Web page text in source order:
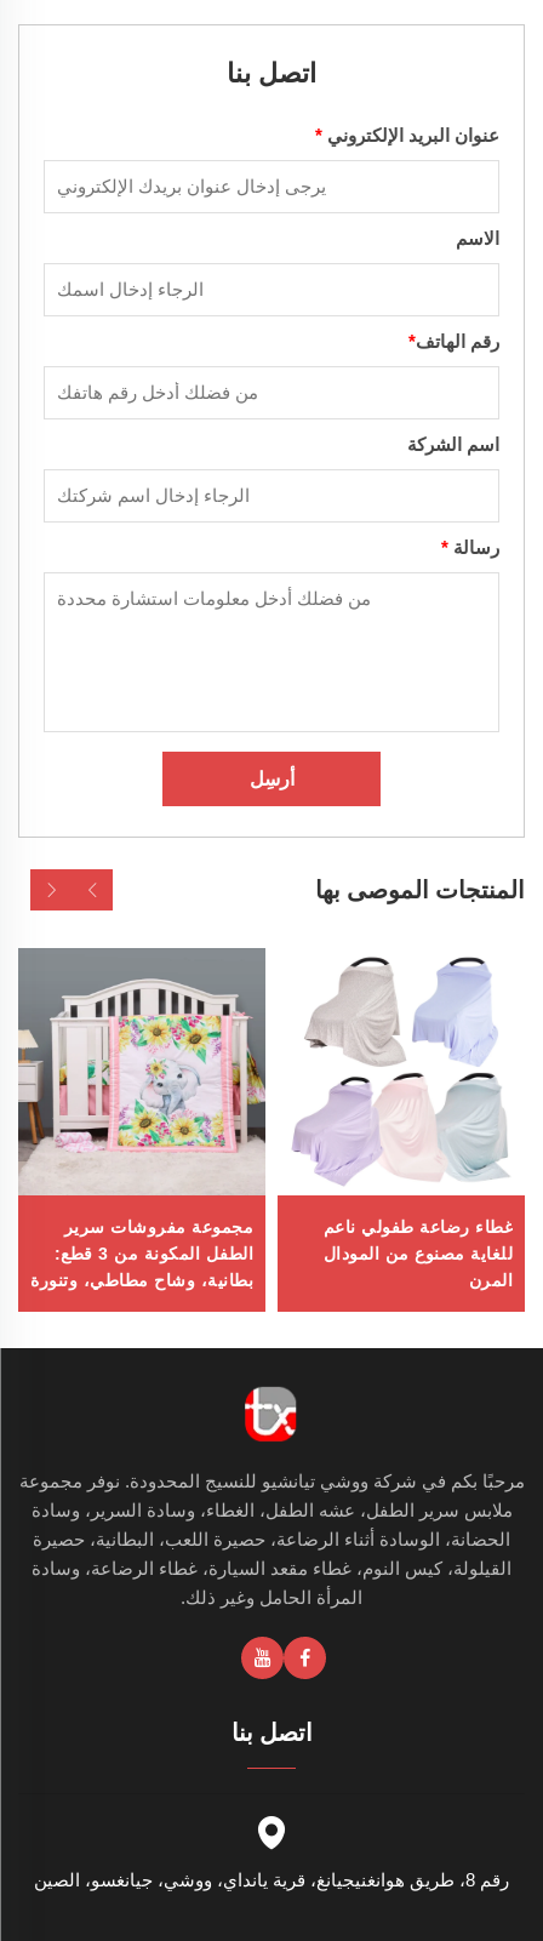
اتصل بنا
عنوان البريد الإلكتروني *
الاسم
رقم الهاتف*
اسم الشركة
رسالة *
أرسِل
المنتجات الموصى بها
غطاء رضاعة طفولي ناعم
للغاية مصنوع من المودال
المرن
مجموعة مفروشات سرير
الطفل المكونة من 3 قطع:
بطانية، وشاح مطاطي، وتنورة
سرير
مرحبًا بكم في شركة ووشي تيانشيو للنسيج المحدودة. نوفر مجموعة
ملابس سرير الطفل، عشه الطفل، الغطاء، وسادة السرير، وسادة
الحضانة، الوسادة أثناء الرضاعة، حصيرة اللعب، البطانية، حصيرة
القيلولة، كيس النوم، غطاء مقعد السيارة، غطاء الرضاعة، وسادة
المرأة الحامل وغير ذلك.
اتصل بنا
رقم 8، طريق هوانغنيجيانغ، قرية يانداي، ووشي، جيانغسو، الصين